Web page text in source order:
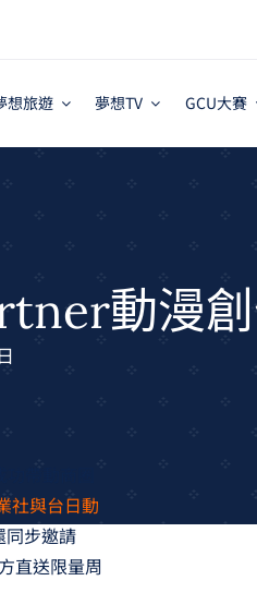
想旅遊 夢想TV GCU大賽
動漫
社與台日動
同步邀請
直送限量周